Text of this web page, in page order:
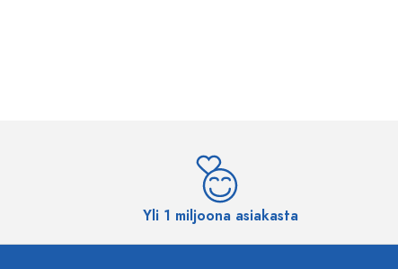
Yli 1 miljoona asiakasta